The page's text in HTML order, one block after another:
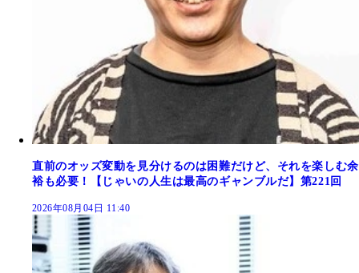
直前のオッズ変動を見分けるのは困難だけど、それを楽しむ余
裕も必要！【じゃいの人生は最高のギャンブルだ】第221回
2026年08月04日 11:40